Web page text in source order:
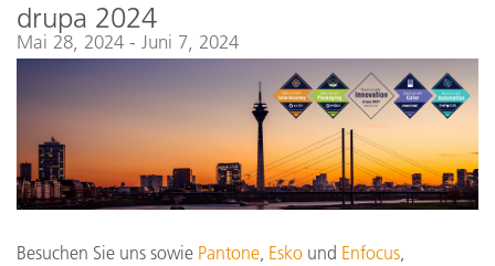
drupa 2024
Mai 28, 2024 - Juni 7, 2024
Besuchen Sie uns sowie Pantone Esko und Enfocus